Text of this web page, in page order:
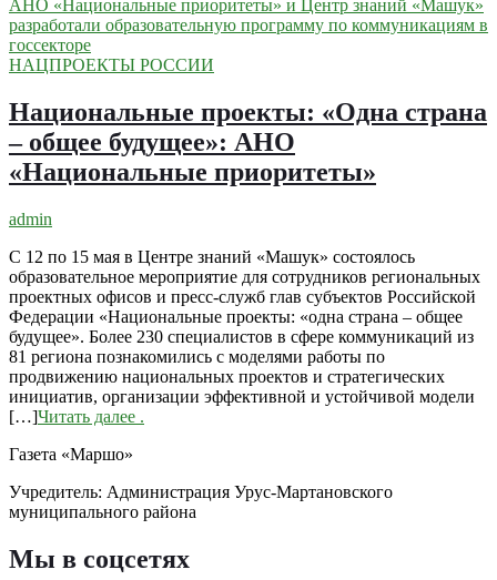
НАЦПРОЕКТЫ РОССИИ
Национальные проекты: «Одна страна
– общее будущее»: АНО
«Национальные приоритеты»
admin
С 12 по 15 мая в Центре знаний «Машук» состоялось
образовательное мероприятие для сотрудников региональных
проектных офисов и пресс-служб глав субъектов Российской
Федерации «Национальные проекты: «одна страна – общее
будущее». Более 230 специалистов в сфере коммуникаций из
81 региона познакомились с моделями работы по
продвижению национальных проектов и стратегических
инициатив, организации эффективной и устойчивой модели
[…]Читать далее .
Газета «Маршо»
Учредитель: Администрация Урус-Мартановского
муниципального района
Мы в соцсетях